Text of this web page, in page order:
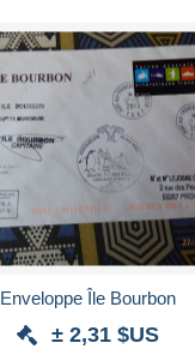
Enveloppe Île Bourbon
± 2,31 $US